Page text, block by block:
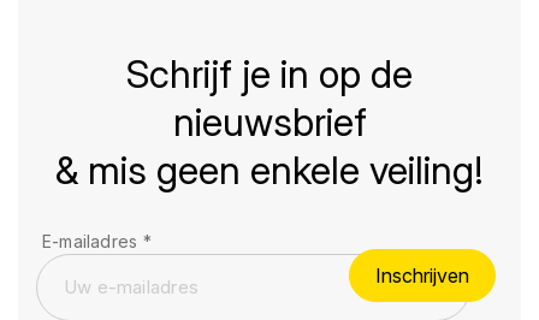
Schrijf je in op de
nieuwsbrief
& mis geen enkele veiling!
E-mailadres *
Inschrijven